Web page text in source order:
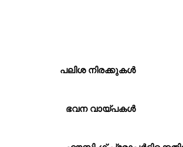
പലിശ നിരക്കുകൾ
ഭവന വായ്പകൾ